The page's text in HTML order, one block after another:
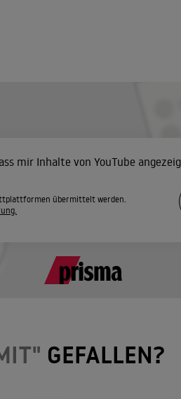
mir Inhalte von YouTube
übermittelt werden.
GEFALLEN?